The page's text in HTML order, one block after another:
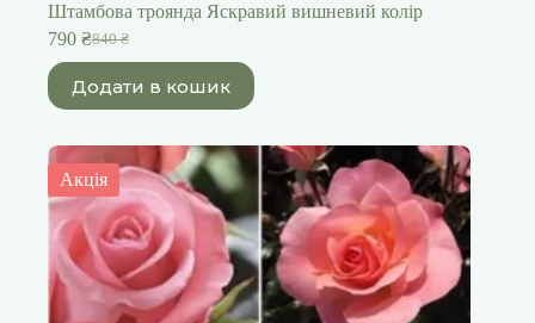
Штамбова троянда Яскравий вишневий колір
840₴
Оригінальна
840 ₴.
790 ₴Поточна
790 ₴.
Додати в кошик
Акція